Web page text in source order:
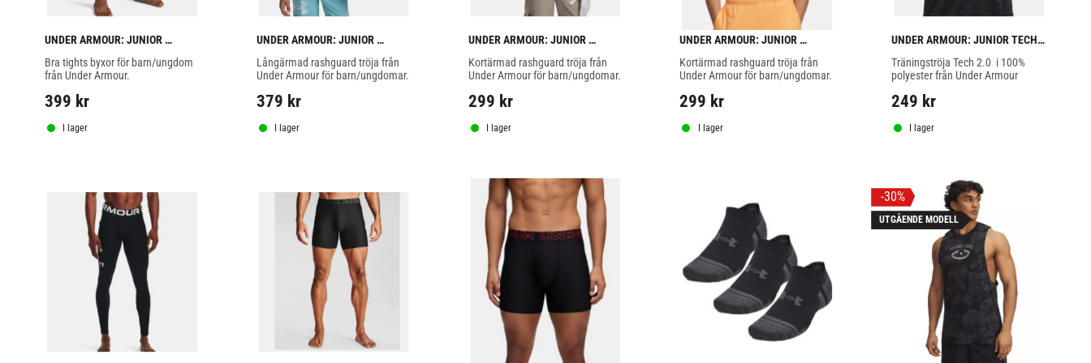
UNDER ARMOUR: JUNIOR
ARMOUR HEATGEAR TIGHTS -
SVART
Bra tights byxor för barn/ungdom
från Under Armour.
399 kr
I lager
UNDER ARMOUR: JUNIOR
HEATGEAR ARMOUR
LÅNGÄRMAD TRÖJA - SVART
Långärmad rashguard tröja från
Under Armour för barn/ungdomar.
379 kr
I lager
UNDER ARMOUR: JUNIOR
HEATGEAR ARMOUR TRÖJA -
SVART
Kortärmad rashguard tröja från
Under Armour för barn/ungdomar.
299 kr
I lager
UNDER ARMOUR: JUNIOR
HEATGEAR ARMOUR TRÖJA - VIT
Kortärmad rashguard tröja från
Under Armour för barn/ungdomar.
299 kr
I lager
UNDER ARMOUR: JUNIOR TECH
2.0 T-SHIRT - SVART
Träningströja Tech 2.0  i 100%
polyester från Under Armour
249 kr
I lager
30%
UTGÅENDE MODELL